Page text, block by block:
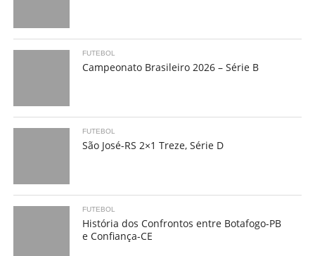
FUTEBOL
Campeonato Brasileiro 2026 – Série B
FUTEBOL
São José-RS 2×1 Treze, Série D
FUTEBOL
História dos Confrontos entre Botafogo-PB
e Confiança-CE